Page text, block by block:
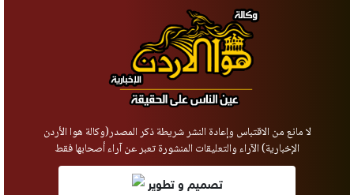
لا مانع من الاقتباس وإعادة النشر شريطة ذكر المصدر(وكالة هوا الأردن
الإخبارية) الآراء والتعليقات المنشورة تعبر عن آراء أصحابها فقط
تصميم و تطوير